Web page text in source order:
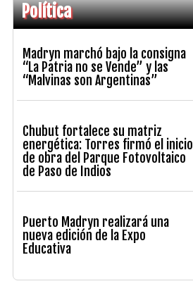
Política
Madryn marchó bajo la consigna
“La Patria no se Vende” y las
“Malvinas son Argentinas”
Chubut fortalece su matriz
energética: Torres firmó el inicio
de obra del Parque Fotovoltaico
de Paso de Indios
Puerto Madryn realizará una
nueva edición de la Expo
Educativa